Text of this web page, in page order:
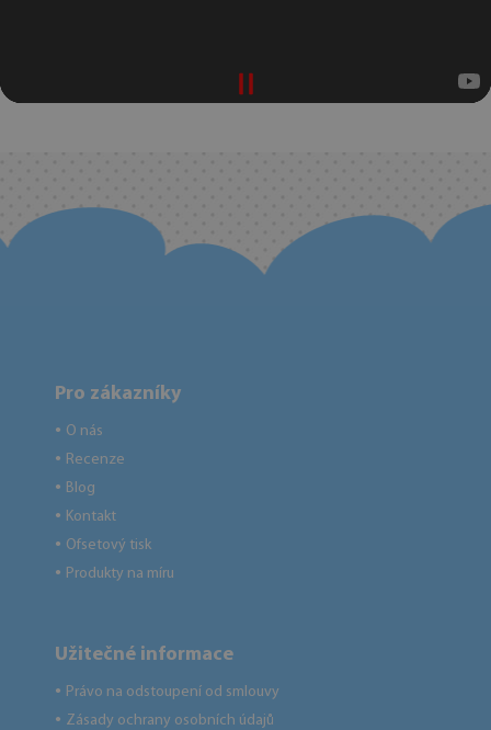
Pro zákazníky
● O nás
● Recenze
● Blog
● Kontakt
● Ofsetový tisk
● Produkty na míru
Užitečné informace
● Právo na odstoupení od smlouvy
● Zásady ochrany osobních údajů